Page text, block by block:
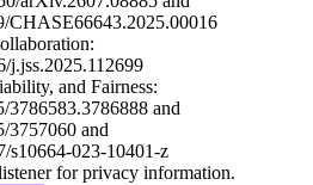
CHASE66643.2025.00016
j.jss.2025.112699
and Fairness:
3786583.3786888 and
3757060 and
s10664-023-10401-z
for privacy information.